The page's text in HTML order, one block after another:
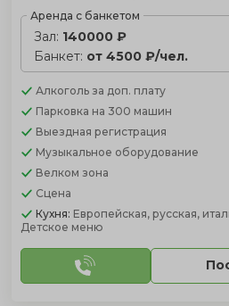
Аренда с банкетом
Зал: 140000 ₽
Банкет: от 4500 ₽/чел.
Алкоголь за доп. плату
Парковка на 300 машин
Выездная регистрация
Музыкальное оборудование
Велком зона
Сцена
Кухня: Европейская, русская,
Детское меню